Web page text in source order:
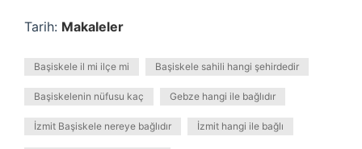
Tarih: Makaleler
Başiskele il mi ilçe mi Başiskele sahili hangi şehirdedir
Başiskelenin nüfusu kaç Gebze hangi ile bağlıdır
İzmit Başiskele nereye bağlıdır İzmit hangi ile bağlı